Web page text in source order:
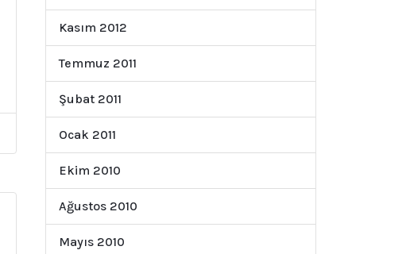
Kasım 2012
Temmuz 2011
Şubat 2011
Ocak 2011
Ekim 2010
Ağustos 2010
Mayıs 2010